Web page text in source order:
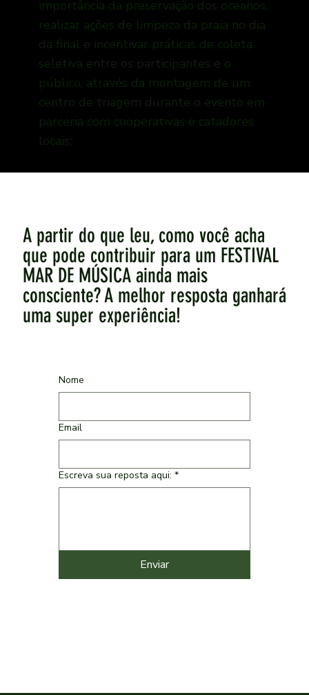
importância da preservação dos oceanos,
realizar ações de limpeza da praia no dia
da final e incentivar práticas de coleta
seletiva entre os participantes e o
público, através da montagem de um
centro de triagem durante o evento em
parceria com cooperativas e catadores
locais;
Nome
Email
Escreva sua reposta aqui: *
Enviar
A partir do que leu, como você acha
que pode contribuir para um FESTIVAL
MAR DE MÚSICA ainda mais
consciente? A melhor resposta ganhará
uma super experiência!